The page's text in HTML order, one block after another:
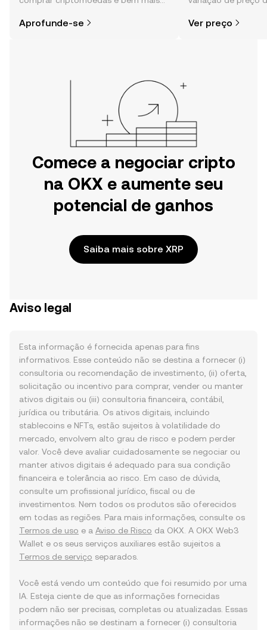
especialmente quando você já sabe
Aprofunde-se
e muito mais.
Ver preço
Comece a negociar cripto
na OKX e aumente seu
potencial de ganhos
Saiba mais sobre XRP
Aviso legal
Esta informação é fornecida apenas para fins
informativos. Esse conteúdo não se destina a fornecer (i)
consultoria ou recomendação de investimento, (ii) oferta,
solicitação ou incentivo para comprar, vender ou manter
ativos digitais ou (iii) consultoria financeira, contábil,
jurídica ou tributária. Os ativos digitais, incluindo
stablecoins e NFTs, estão sujeitos à volatilidade do
mercado, envolvem alto grau de risco e podem perder
valor. Você deve avaliar cuidadosamente se negociar ou
manter ativos digitais é adequado para sua condição
financeira e tolerância ao risco. Em caso de dúvida,
consulte um profissional jurídico, fiscal ou de
investimentos. Nem todos os produtos são oferecidos
em todas as regiões. Para mais informações, consulte os
Termos de uso e a Aviso de Risco da OKX. A OKX Web3
Wallet e os seus serviços auxiliares estão sujeitos a
Termos de serviço separados.
Você está vendo um conteúdo que foi resumido por uma
IA. Esteja ciente de que as informações fornecidas
podem não ser precisas, completas ou atualizadas. Essas
informações não se destinam a fornecer (i) consultoria